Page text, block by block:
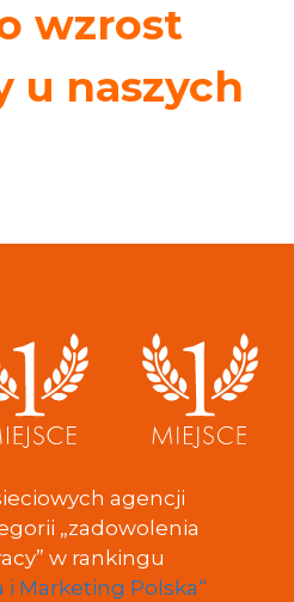
wzrost
u naszych
agencji
„zadowolenia
w rankingu
i Marketing Polska“